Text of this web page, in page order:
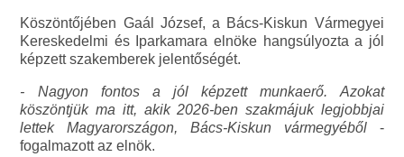
Köszöntőjében Gaál József, a Bács-Kiskun Vármegyei
Kereskedelmi és Iparkamara elnöke hangsúlyozta a jól
képzett szakemberek jelentőségét.
- Nagyon fontos a jól képzett munkaerő. Azokat
köszöntjük ma itt, akik 2026-ben szakmájuk legjobbjai
lettek Magyarországon, Bács-Kiskun vármegyéből-
fogalmazott az elnök.